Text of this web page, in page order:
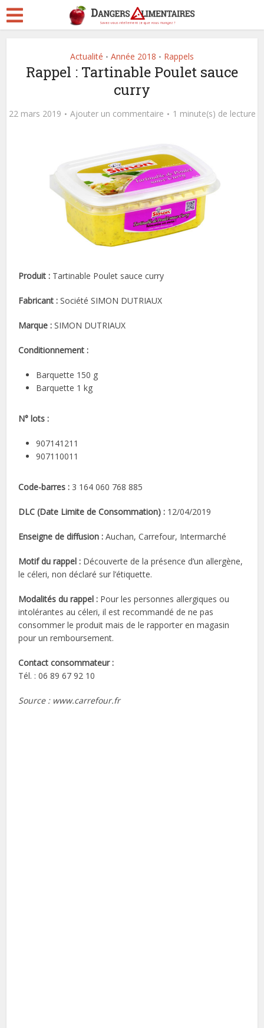
Actualité • Année 2018 • Rappels
Rappel : Tartinable Poulet sauce
curry
22 mars 2019 Ajouter un commentaire 1 minute(s) de lecture
Produit : Tartinable Poulet sauce curry
Fabricant :Société SIMON DUTRIAUX
Marque :SIMON DUTRIAUX
Conditionnement :
Barquette 150 g
Barquette 1 kg
N° lots :
907141211
907110011
Code-barres : 3 164 060 768 885
DLC (Date Limite de Consommation) : 12/04/2019
Enseigne de diffusion :Auchan, Carrefour, Intermarché
Motif du rappel : Découverte de la présence d’un allergène,
le céleri, non déclaré sur l’étiquette.
Modalités du rappel : Pour les personnes allergiques ou
intolérantes au céleri, il est recommandé de ne pas
consommer le produit mais de le rapporter en magasin
pour un remboursement.
Contact consommateur :
Tél. : 06 89 67 92 10
Source : www.carrefour.fr